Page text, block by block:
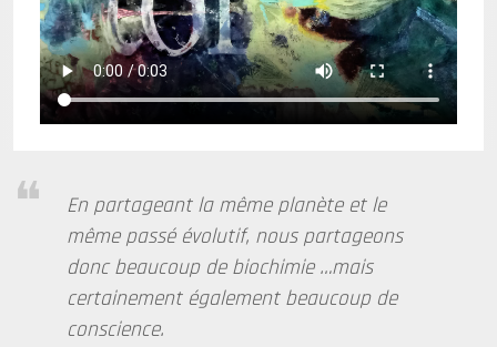
En partageant la même planète et le
même passé évolutif, nous partageons
donc beaucoup de biochimie …mais
certainement également beaucoup de
conscience.